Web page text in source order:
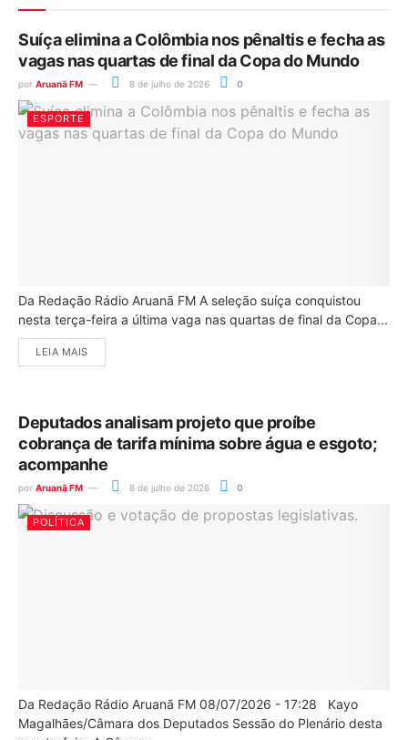
Suíça elimina a Colômbia nos pênaltis e fecha as
vagas nas quartas de final da Copa do Mundo
por Aruanã FM 8 de julho de 2026 0
ESPORTE
Da Redação Rádio Aruanã FM A seleção suíça conquistou
nesta terça-feira a última vaga nas quartas de final da Copa...
LEIA MAIS
Deputados analisam projeto que proíbe
cobrança de tarifa mínima sobre água e esgoto;
acompanhe
por Aruanã FM 8 de julho de 2026 0
POLÍTICA
Da Redação Rádio Aruanã FM 08/07/2026 - 17:28 Kayo
Magalhães/Câmara dos Deputados Sessão do Plenário desta